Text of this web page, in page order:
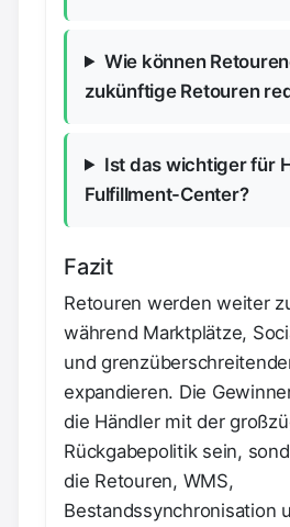
Wie können
zukünftige Retouren
Ist das wichtiger für
Fulfillment-Center?
Fazit
Retouren werden weiter
während Marktplätze,
und
expandieren. Die
die Händler mit der
Rückgabepolitik sein,
die Retouren, WMS,
Bestandssynchronisation